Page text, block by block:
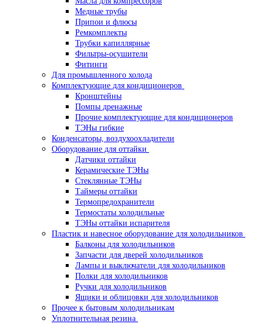
Медные трубы
Припои и флюсы
Ремкомплекты
Трубки капиллярные
Фильтры-осушители
Фитинги
Для промышленного холода
Комплектующие для кондиционеров
Кронштейны
Помпы дренажные
Прочие комплектующие для кондиционеров
ТЭНы гибкие
Конденсаторы, воздухоохладители
Оборудование для оттайки
Датчики оттайки
Керамические ТЭНы
Стеклянные ТЭНы
Таймеры оттайки
Термопредохранители
Термостаты холодильные
ТЭНы оттайки испарителя
Пластик и навесное оборудование для холодильников
Балконы для холодильников
Запчасти для дверей холодильников
Лампы и выключатели для холодильников
Полки для холодильников
Ручки для холодильников
Ящики и облицовки для холодильников
Прочее к бытовым холодильникам
Уплотнительная резина